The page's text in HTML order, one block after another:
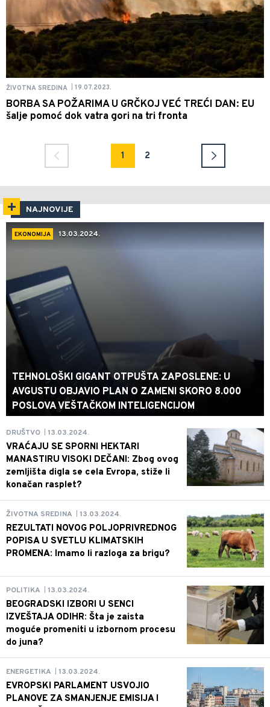
ŽIVOTNA SREDINA 19.07.2023.
BORBA SA POŽARIMA U GRČKOJ VEĆ TREĆI DAN: EU
šalje pomoć dok vatra gori na tri fronta
1 2
NAJNOVIJE
EKONOMIJA 13.03.2024.
TEHNOLOŠKI GIGANT OTPUŠTA ZAPOSLENE: U
AVGUSTU OBJAVIO PLAN O ZAMENI SKORO 8.000
POSLOVA VEŠTAČKOM INTELIGENCIJOM
DRUŠTVO 13.03.2024.
VRAĆAJU SE SPORNI HEKTARI
MANASTIRU VISOKI DEČANI: Zbog ovog
zemljišta digla se cela Evropa, stiže li
konačan rasplet?
ŽIVOTNA SREDINA 13.03.2024.
REZULTATI NOVOG POLJOPRIVREDNOG
POPISA U SVETLU KLIMATSKIH
PROMENA: Imamo li razloga za brigu?
POLITIKA 13.03.2024.
BEOGRADSKI IZBORI U SENCI
IZVEŠTAJA ODIHR: Šta je zaista
moguće promeniti u izbornom procesu
do juna?
ENERGETIKA 13.03.2024.
EVROPSKI PARLAMENT USVOJIO
PLANOVE ZA SMANJENJE EMISIJA I